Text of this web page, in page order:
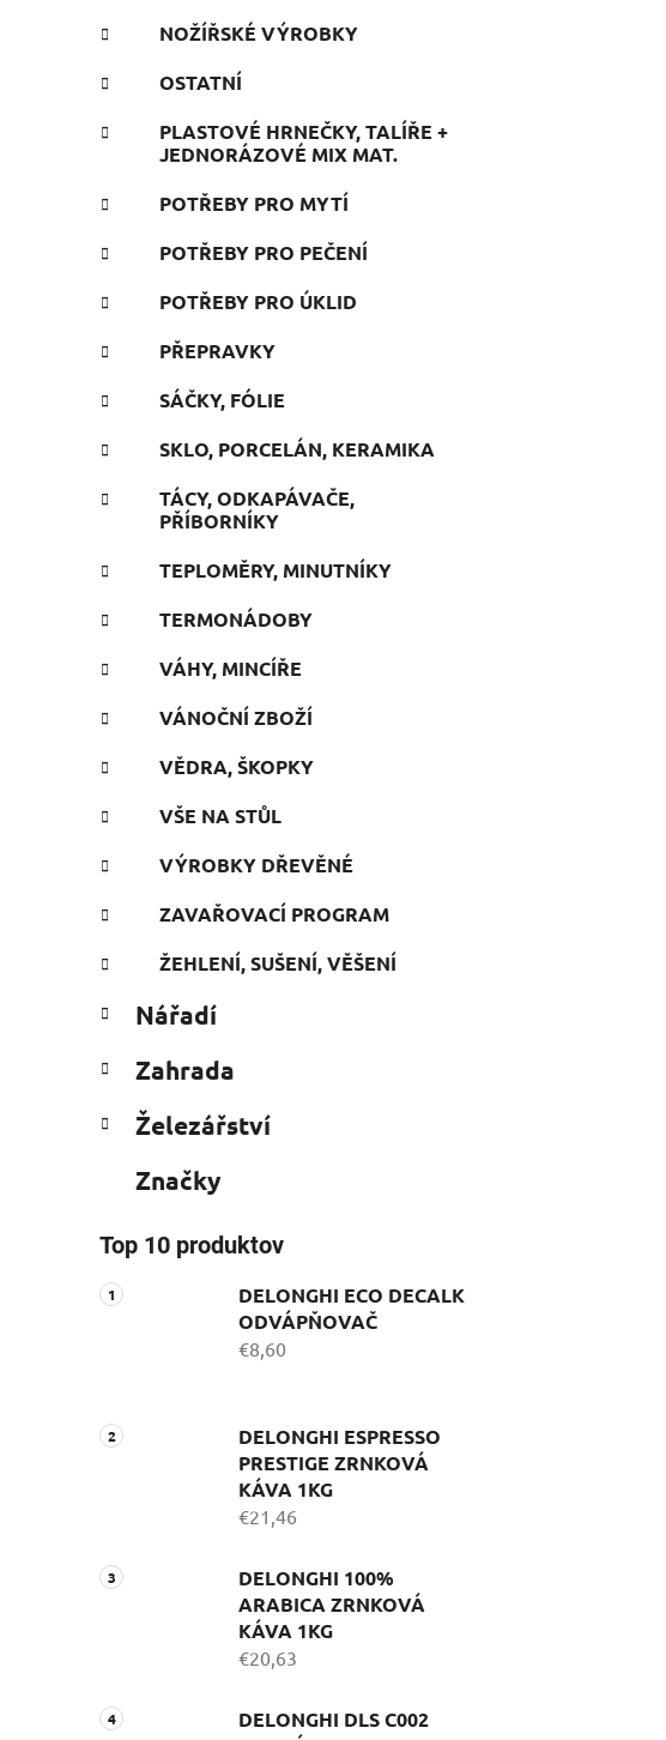
NOŽÍŘSKÉ VÝROBKY
OSTATNÍ
PLASTOVÉ HRNEČKY, TALÍŘE +
JEDNORÁZOVÉ MIX MAT.
POTŘEBY PRO MYTÍ
POTŘEBY PRO PEČENÍ
POTŘEBY PRO ÚKLID
PŘEPRAVKY
SÁČKY, FÓLIE
SKLO, PORCELÁN, KERAMIKA
TÁCY, ODKAPÁVAČE,
PŘÍBORNÍKY
TEPLOMĚRY, MINUTNÍKY
TERMONÁDOBY
VÁHY, MINCÍŘE
VÁNOČNÍ ZBOŽÍ
VĚDRA, ŠKOPKY
VŠE NA STŮL
VÝROBKY DŘEVĚNÉ
ZAVAŘOVACÍ PROGRAM
ŽEHLENÍ, SUŠENÍ, VĚŠENÍ
Nářadí
Zahrada
Železářství
Značky
Top 10 produktov
DELONGHI ECO DECALK
ODVÁPŇOVAČ
€8,60
DELONGHI ESPRESSO
PRESTIGE ZRNKOVÁ
KÁVA 1KG
€21,46
DELONGHI 100%
ARABICA ZRNKOVÁ
KÁVA 1KG
€20,63
DELONGHI DLS C002